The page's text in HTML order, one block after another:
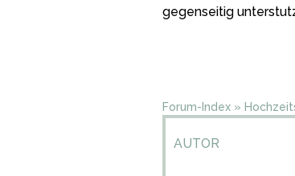
gegenseitig
Forum-Index »
AUTOR